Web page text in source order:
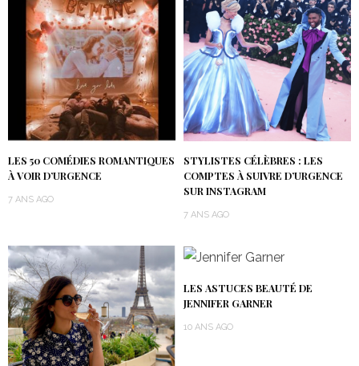
LES 50 COMÉDIES ROMANTIQUES
À VOIR D’URGENCE
7 ANS AGO
STYLISTES CÉLÈBRES : LES
COMPTES À SUIVRE D’URGENCE
SUR INSTAGRAM
7 ANS AGO
LES ASTUCES BEAUTÉ DE
JENNIFER GARNER
10 ANS AGO